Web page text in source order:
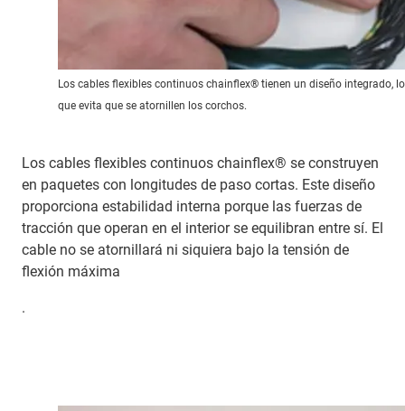
Los cables flexibles continuos chainflex® tienen un diseño integrado, lo
que evita que se atornillen los corchos.
Los cables flexibles continuos chainflex® se construyen
en paquetes con longitudes de paso cortas. Este diseño
proporciona estabilidad interna porque las fuerzas de
tracción que operan en el interior se equilibran entre sí. El
cable no se atornillará ni siquiera bajo la tensión de
flexión máxima
.